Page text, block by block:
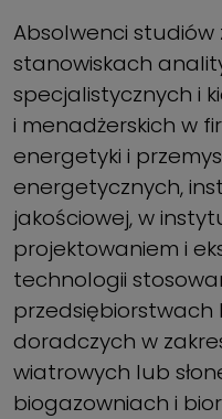
Absolwenci
stanowiskach
specjalistycznych i
i menadżerskich w
energetyki i
energetycznych,
jakościowej, w
projektowaniem i
technologii
przedsiębiorstwach
doradczych w
wiatrowych lub
biogazowniach i